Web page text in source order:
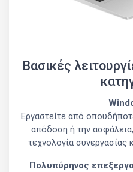
Βασικές
Εργαστείτε από
απόδοση ή την
τεχνολογία συνεργασίας
Πολυπύρηνος